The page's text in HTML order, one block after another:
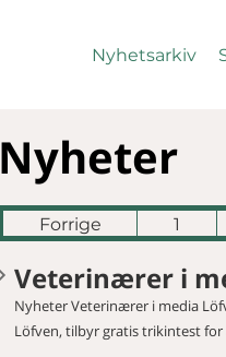
Nyhetsarkiv
Nyheter
Forrige 1
Veterinærer i
Nyheter Veterinærer i media
Löfven, tilbyr gratis trikintest